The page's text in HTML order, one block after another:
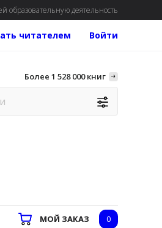
образовательную деятельность
Войти
читателем
Более 1 528 000 книг
МОЙ ЗАКАЗ 0